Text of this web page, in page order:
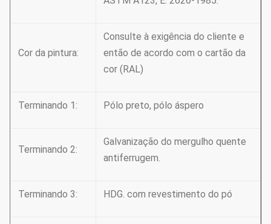
Cor da pintura:
Consulte à exigência do cliente e
então de acordo com o cartão da
cor (RAL)
Terminando 1: Pólo preto, pólo áspero
Terminando 2:
Galvanização do mergulho quente
antiferrugem.
Terminando 3: HDG. com revestimento do pó